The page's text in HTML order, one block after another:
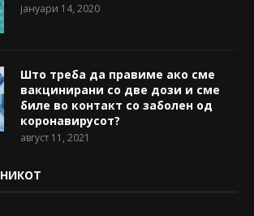
јануари 14, 2020
Што треба да правиме ако сме
вакцинирани со две дози и сме
биле во контакт со заболен од
коронавирусот?
август 11, 2021